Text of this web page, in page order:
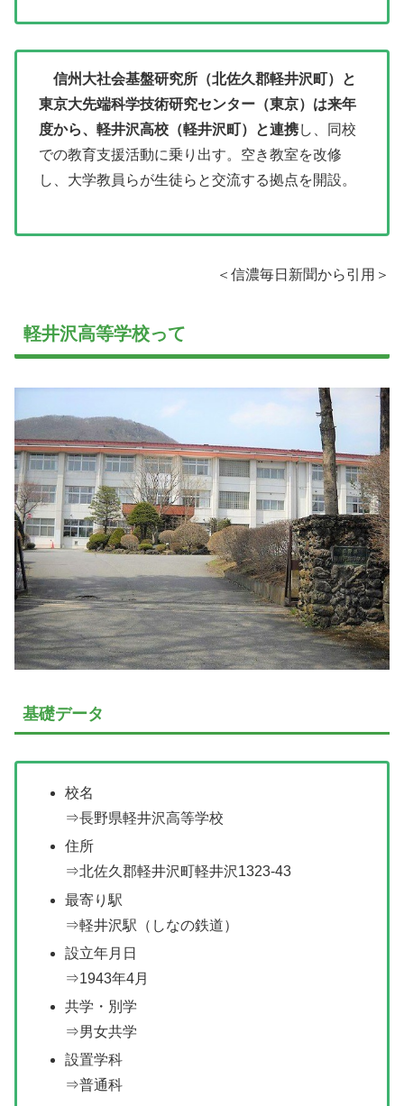
信州大社会基盤研究所（北佐久郡軽井沢町）と
東京大先端科学技術研究センター（東京）は来年
度から、軽井沢高校（軽井沢町）と連携し、同校
での教育支援活動に乗り出す。空き教室を改修
し、大学教員らが生徒らと交流する拠点を開設。
＜信濃毎日新聞から引用＞
軽井沢高等学校って
基礎データ
校名
⇒長野県軽井沢高等学校
住所
⇒北佐久郡軽井沢町軽井沢1323-43
最寄り駅
⇒軽井沢駅（しなの鉄道）
設立年月日
⇒1943年4月
共学・別学
⇒男女共学
設置学科
⇒普通科